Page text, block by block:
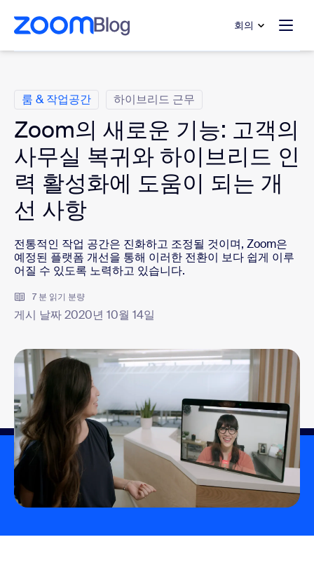
으로 건너뛰기
팅으로 건너뛰기
회의
룸 & 작업공간 하이브리드 근무
Zoom의 새로운 기능: 고객의
사무실 복귀와 하이브리드 인
력 활성화에 도움이 되는 개
선 사항
전통적인 작업 공간은 진화하고 조정될 것이며, Zoom은
예정된 플랫폼 개선을 통해 이러한 전환이 보다 쉽게 이루
어질 수 있도록 노력하고 있습니다.
7 분 읽기 분량
게시 날짜 2020년 10월 14일